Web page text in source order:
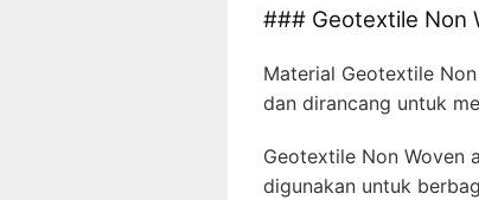
### Geotextile Non
Material Geotextile
dan dirancang untuk
Geotextile Non Woven
digunakan untuk